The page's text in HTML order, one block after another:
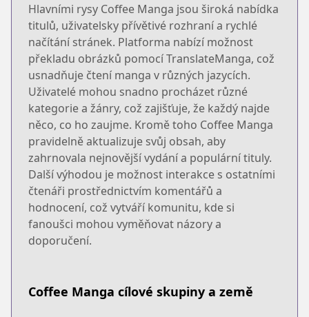
Hlavními rysy Coffee Manga jsou široká nabídka
titulů, uživatelsky přívětivé rozhraní a rychlé
načítání stránek. Platforma nabízí možnost
překladu obrázků pomocí TranslateManga, což
usnadňuje čtení manga v různých jazycích.
Uživatelé mohou snadno procházet různé
kategorie a žánry, což zajišťuje, že každý najde
něco, co ho zaujme. Kromě toho Coffee Manga
pravidelně aktualizuje svůj obsah, aby
zahrnovala nejnovější vydání a populární tituly.
Další výhodou je možnost interakce s ostatními
čtenáři prostřednictvím komentářů a
hodnocení, což vytváří komunitu, kde si
fanoušci mohou vyměňovat názory a
doporučení.
Coffee Manga cílové skupiny a země